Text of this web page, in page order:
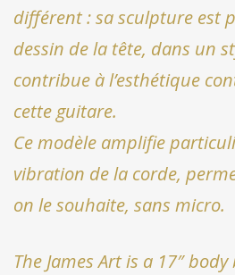
différent : sa sculpture est
dessin de la tête, dans un
contribue à l’esthétique
cette guitare.
Ce modèle amplifie
vibration de la corde,
on le souhaite, sans micro.
The James Art is a 17″